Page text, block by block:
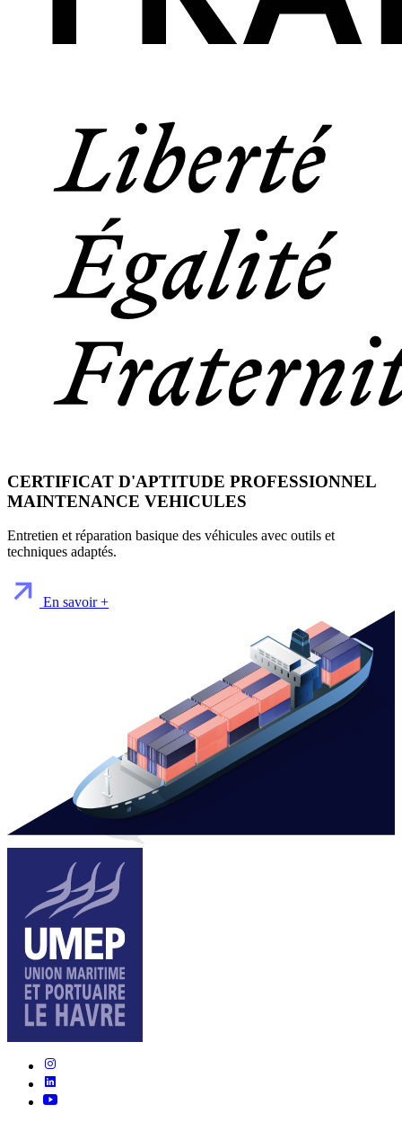
CERTIFICAT D'APTITUDE PROFESSIONNEL
MAINTENANCE VEHICULES
Entretien et réparation basique des véhicules avec outils et
techniques adaptés.
En savoir +